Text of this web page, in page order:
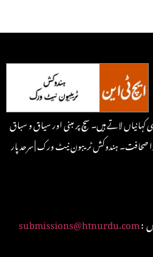
لاتے ہیں۔ سچ پر مبنی اور سیاق و سباق
صحافت۔ ہندوکش ٹریبون نیٹ ورک | سرحد پار
submissions@htnurdu.com